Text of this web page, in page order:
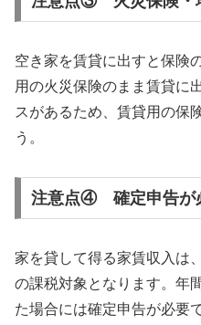
空き家を賃貸に出すと保険
用の火災保険のまま賃貸に
スがあるため、賃貸用の保
う。
注意点④ 確定申告が
家を貸して得る家賃収入は
の課税対象となります。年
た場合には確定申告が必要